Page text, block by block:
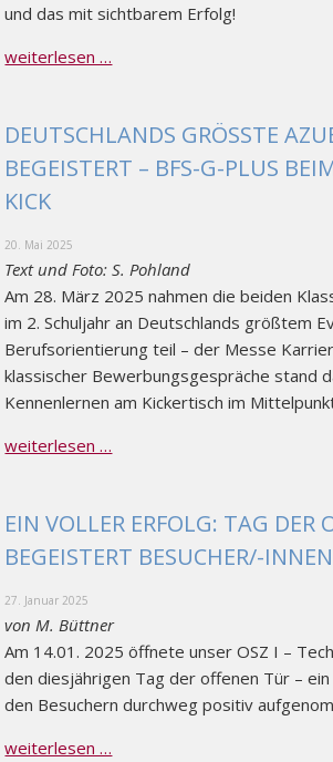
und das mit sichtbarem Erfolg!
weiterlesen …
DEUTSCHLANDS GRÖSSTE
EGEISTERT – BFS-G-PLUS BEIM
ICK
20. Mai 2025
Text und Foto: S. Pohland
Am 28. März 2025 nahmen die beiden
im 2. Schuljahr an Deutschlands größtem
Berufsorientierung teil – der Messe
klassischer Bewerbungsgespräche stand
Kennenlernen am Kickertisch im
weiterlesen …
EIN VOLLER ERFOLG: TAG DER
BEGEISTERT BESUCHER/-INNEN
27. Januar 2025
von M. Büttner
Am 14.01. 2025 öffnete unser OSZ I –
den diesjährigen Tag der offenen Tür –
den Besuchern durchweg positiv
weiterlesen …